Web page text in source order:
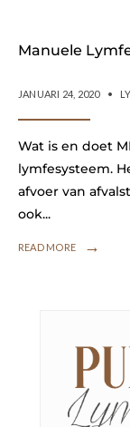
Manuele
JANUARI 24, 2020 •
Wat is en doet
lymfesysteem.
afvoer van
ook...
READ MORE →